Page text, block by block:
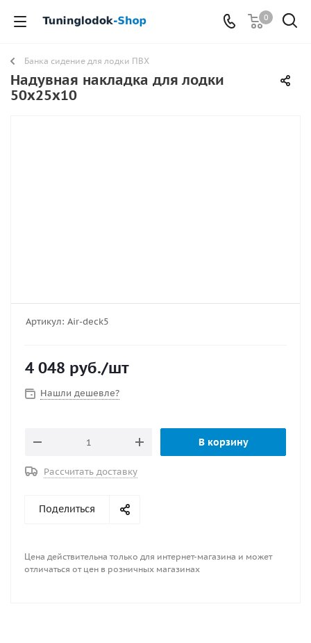
0
Банка сидение для лодки ПВХ
Надувная накладка для лодки
50х25x10
Артикул: Air-deck5
4 048 руб./шт
Нашли дешевле?
В корзину
Рассчитать доставку
Поделиться
Цена действительна только для интернет-магазина и может
отличаться от цен в розничных магазинах